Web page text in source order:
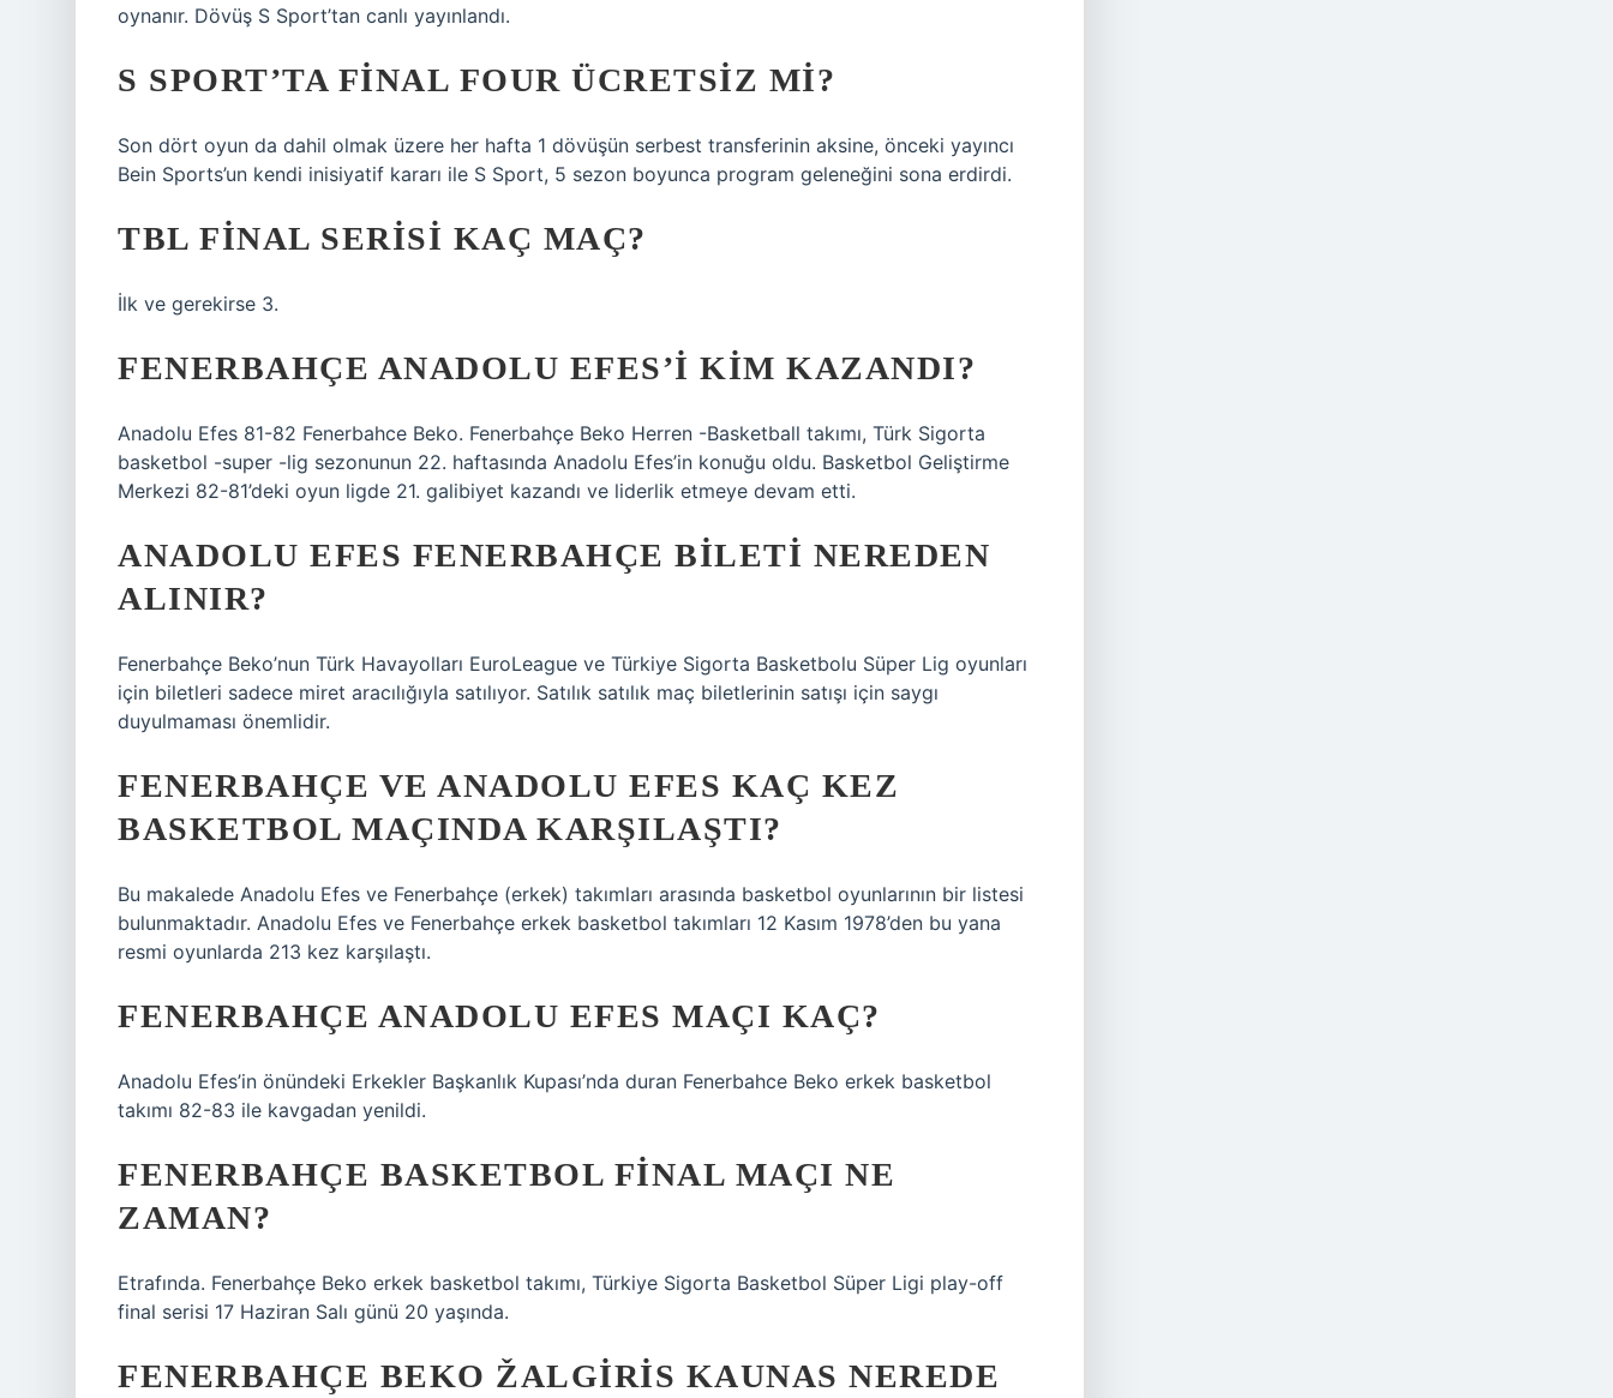
oynanır. Dövüş S Sport’tan canlı yayınlandı.
S SPORT’TA FINAL FOUR ÜCRETSIZ MI?
Son dört oyun da dahil olmak üzere her hafta 1 dövüşün serbest transferinin aksine, önceki yayıncı
Bein Sports’un kendi inisiyatif kararı ile S Sport, 5 sezon boyunca program geleneğini sona erdirdi.
TBL FINAL SERISI KAÇ MAÇ?
İlk ve gerekirse 3.
FENERBAHÇE ANADOLU EFES’I KIM KAZANDI?
Anadolu Efes 81-82 Fenerbahce Beko. Fenerbahçe Beko Herren -Basketball takımı, Türk Sigorta
basketbol -super -lig sezonunun 22. haftasında Anadolu Efes’in konuğu oldu. Basketbol Geliştirme
Merkezi 82-81’deki oyun ligde 21. galibiyet kazandı ve liderlik etmeye devam etti.
ANADOLU EFES FENERBAHÇE BILETI NEREDEN
ALINIR?
Fenerbahçe Beko’nun Türk Havayolları EuroLeague ve Türkiye Sigorta Basketbolu Süper Lig oyunları
için biletleri sadece miret aracılığıyla satılıyor. Satılık satılık maç biletlerinin satışı için saygı
duyulmaması önemlidir.
FENERBAHÇE VE ANADOLU EFES KAÇ KEZ
BASKETBOL MAÇINDA KARŞILAŞTI?
Bu makalede Anadolu Efes ve Fenerbahçe (erkek) takımları arasında basketbol oyunlarının bir listesi
bulunmaktadır. Anadolu Efes ve Fenerbahçe erkek basketbol takımları 12 Kasım 1978’den bu yana
resmi oyunlarda 213 kez karşılaştı.
FENERBAHÇE ANADOLU EFES MAÇI KAÇ?
Anadolu Efes’in önündeki Erkekler Başkanlık Kupası’nda duran Fenerbahce Beko erkek basketbol
takımı 82-83 ile kavgadan yenildi.
FENERBAHÇE BASKETBOL FINAL MAÇI NE
ZAMAN?
Etrafında. Fenerbahçe Beko erkek basketbol takımı, Türkiye Sigorta Basketbol Süper Ligi play-off
final serisi 17 Haziran Salı günü 20 yaşında.
FENERBAHÇE BEKO ŽALGIRIS KAUNAS NEREDE